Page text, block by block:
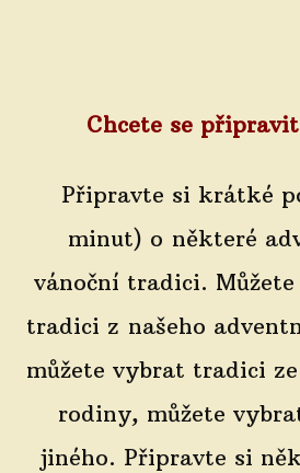
Chcete se
Připravte si krátké
minut) o některé
vánoční tradici.
tradici z našeho
můžete vybrat tradici ze
rodiny, můžete
jiného. Připravte si